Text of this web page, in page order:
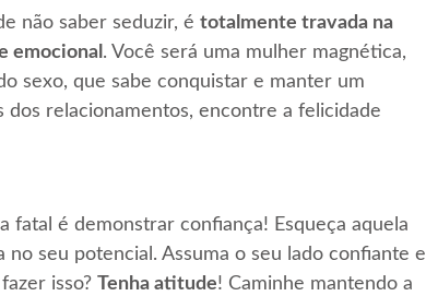
não saber seduzir, é totalmente travada na
emocional . Você será uma mulher magnética,
sexo, que sabe conquistar e manter um
dos relacionamentos, encontre a felicidade
fatal é demonstrar confiança! Esqueça aquela
seu potencial. Assuma o seu lado confiante e
isso?
Tenha atitude! Caminhe mantendo a